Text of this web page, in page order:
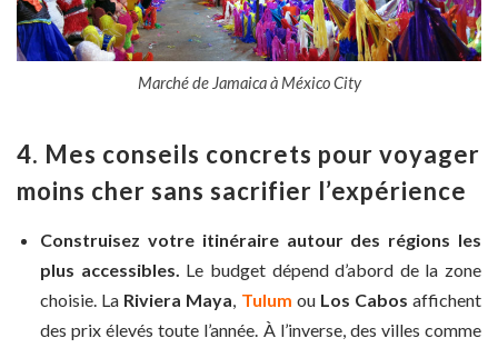
Marché de Jamaica à México City
4. Mes conseils concrets pour voyager
moins cher sans sacrifier l’expérience
Construisez votre itinéraire autour des régions les
plus accessibles. Le budget dépend d’abord de la zone
choisie. La Riviera Maya, Tulum ou Los Cabos affichent
des prix élevés toute l’année. À l’inverse, des villes comme